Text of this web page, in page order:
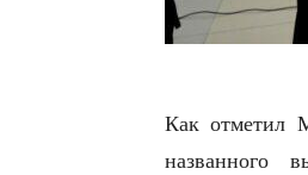
Как отметил
названного